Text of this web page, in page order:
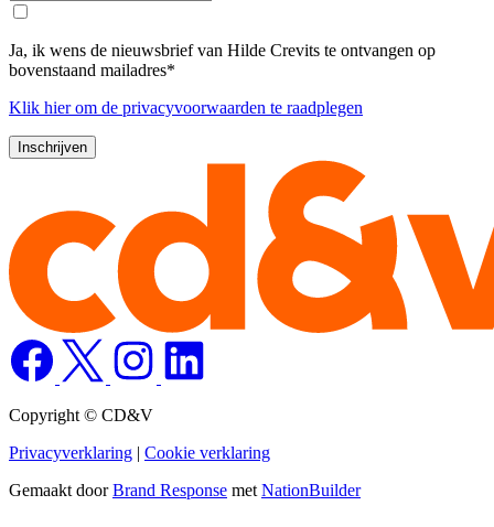
Ja, ik wens de nieuwsbrief van Hilde Crevits te ontvangen op
bovenstaand mailadres*
Klik hierom de privacyvoorwaarden te raadplegen
Copyright © CD&V
Privacyverklaring | Cookie verklaring
Gemaakt doorBrand Response met NationBuilder